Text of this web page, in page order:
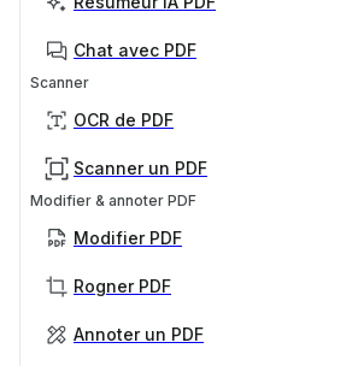
Chat avec PDF
Scanner
OCR de PDF
Scanner un PDF
Modifier & annoter PDF
Modifier PDF
Rogner PDF
Annoter un PDF